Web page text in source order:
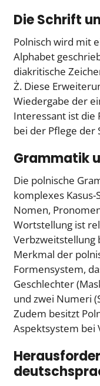
Die Schrift
Polnisch wird mit
Alphabet
diakritische
Ż. Diese
Wiedergabe der
Interessant ist die
bei der Pflege der
Grammatik
Die polnische
komplexes
Nomen,
Wortstellung ist
Verbzweitstellung
Merkmal der
Formensystem,
Geschlechter
und zwei Numeri
Zudem besitzt
Aspektsystem bei